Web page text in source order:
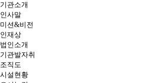
기관소개
인사말
미션&비전
인재상
법인소개
기관발자취
조직도
시설현황